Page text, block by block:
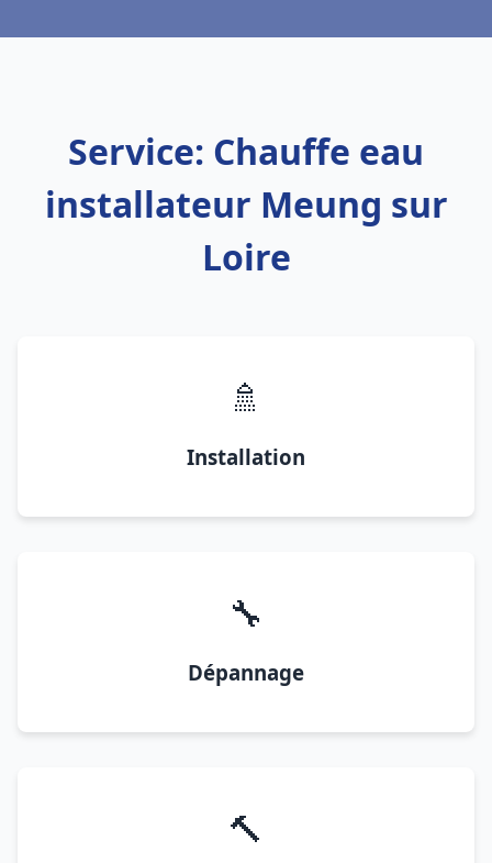
Service: Chauffe eau
installateur Meung sur
Loire
🚿
Installation
🔧
Dépannage
🔨